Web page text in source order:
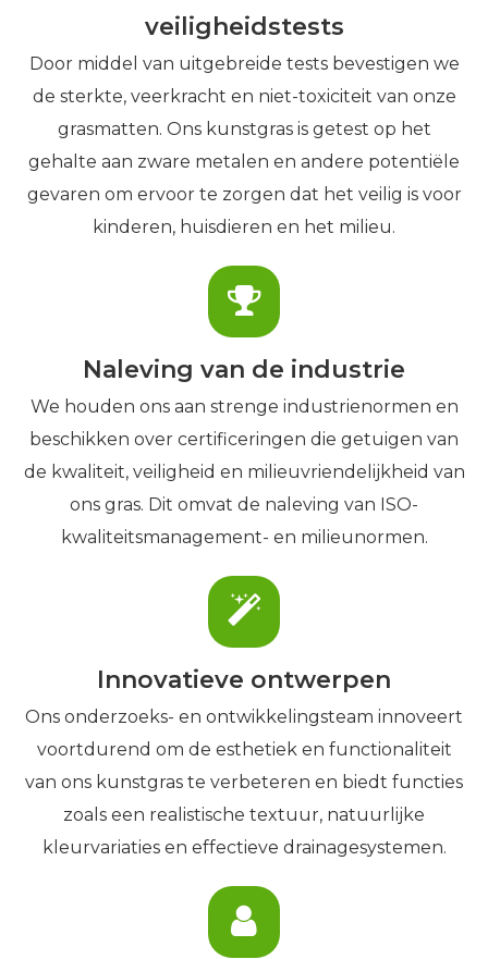
veiligheidstests
Door middel van uitgebreide tests bevestigen we
de sterkte, veerkracht en niet-toxiciteit van onze
grasmatten. Ons kunstgras is getest op het
gehalte aan zware metalen en andere potentiële
gevaren om ervoor te zorgen dat het veilig is voor
kinderen, huisdieren en het milieu.
Naleving van de industrie
We houden ons aan strenge industrienormen en
beschikken over certificeringen die getuigen van
de kwaliteit, veiligheid en milieuvriendelijkheid van
ons gras. Dit omvat de naleving van ISO-
kwaliteitsmanagement- en milieunormen.
Innovatieve ontwerpen
Ons onderzoeks- en ontwikkelingsteam innoveert
voortdurend om de esthetiek en functionaliteit
van ons kunstgras te verbeteren en biedt functies
zoals een realistische textuur, natuurlijke
kleurvariaties en effectieve drainagesystemen.